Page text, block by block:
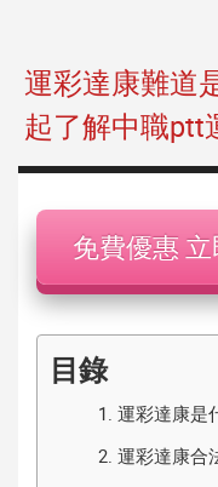
樂|
樂
透
彩
運彩達康難道
起了解中職ptt
免費優惠
目錄
1. 運彩達康是
2. 運彩達康合